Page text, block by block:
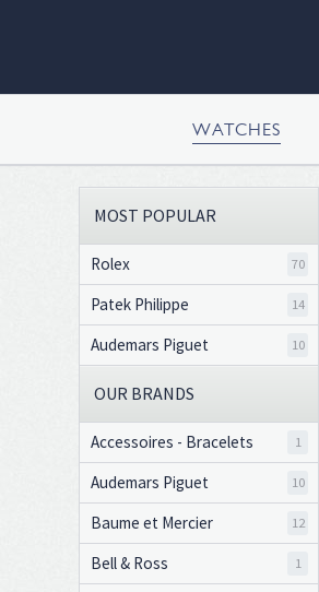
WATCHES
MOST POPULAR
Rolex 70
Patek Philippe 14
Audemars Piguet 10
OUR BRANDS
Accessoires - Bracelets 1
Audemars Piguet 10
Baume et Mercier 12
Bell & Ross 1